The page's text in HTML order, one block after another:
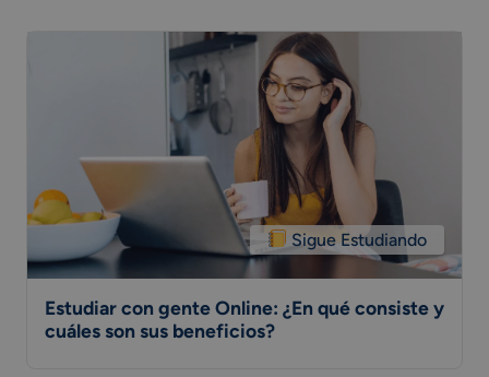
Sigue Estudiando
Estudiar con gente Online: ¿En qué consiste y
cuáles son sus beneficios?